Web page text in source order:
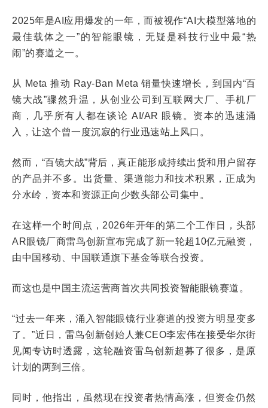
2025年是AI应用爆发的一年，而被视作“AI大模型落地的
最佳载体之一”的智能眼镜，无疑是科技行业中最“热
闹”的赛道之一。
从 Meta 推动 Ray-Ban Meta 销量快速增长，到国内“百
镜大战”骤然升温，从创业公司到互联网大厂、手机厂
商，几乎所有人都在谈论 AI/AR 眼镜。资本的迅速涌
入，让这个曾一度沉寂的行业迅速站上风口。
然而，“百镜大战”背后，真正能形成持续出货和用户留存
的产品并不多。出货量、渠道能力和技术积累，正成为
分水岭，资本和资源正向少数头部公司集中。
在这样一个时间点，2026年开年的第二个工作日，头部
AR眼镜厂商雷鸟创新宣布完成了新一轮超10亿元融资，
由中国移动、中国联通旗下基金等联合投资。
而这也是中国主流运营商首次共同投资智能眼镜赛道。
“过去一年来，涌入智能眼镜行业赛道的投资方明显变多
了。”近日，雷鸟创新创始人兼CEO李宏伟在接受华尔街
见闻专访时透露，这轮融资雷鸟创新超募了很多，是原
计划的两到三倍。
同时，他指出，虽然现在投资者热情高涨，但资金仍然